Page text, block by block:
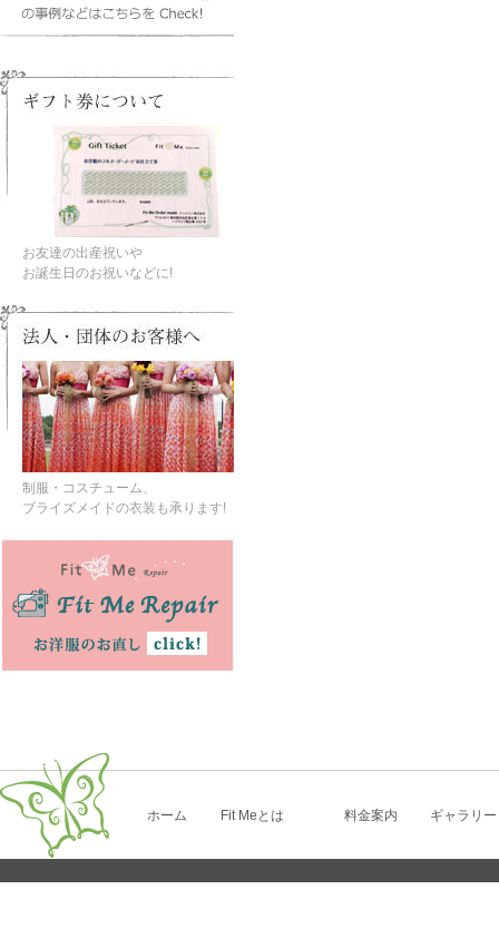
お友達の出産祝いや
お誕生日のお祝いなどに!
制服・コスチューム、
ブライズメイドの衣装も承ります!
ホーム Fit Meとは 料金案内 ギャラリー